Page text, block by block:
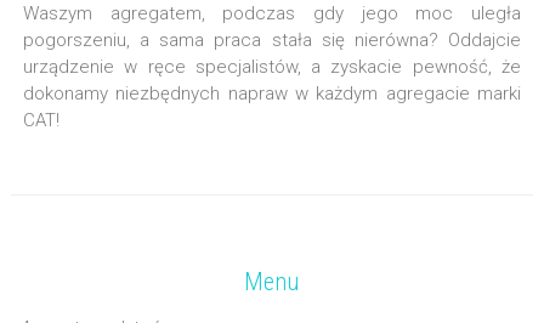
Waszym agregatem, podczas gdy jego moc uległa
pogorszeniu, a sama praca stała się nierówna? Oddajcie
urządzenie w ręce specjalistów, a zyskacie pewność, że
dokonamy niezbędnych napraw w każdym agregacie marki
CAT!
Menu